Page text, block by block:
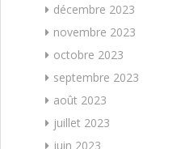
décembre 2023
novembre 2023
octobre 2023
septembre 2023
août 2023
juillet 2023
juin 2023